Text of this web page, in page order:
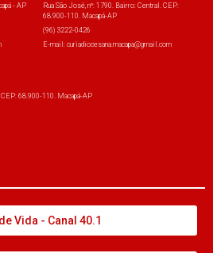
- AP
Rua São José, nº: 1790. Bairro: Central. CEP:
68.900-110. Macapá-AP
(96) 3222-0426
E-mail: curiadiocesana.macapa@gmail.com
68.900-110. Macapá-AP
Vida - Canal 40.1